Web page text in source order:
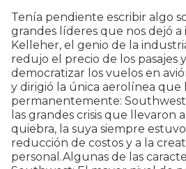
Tenía pendiente escribir algo
grandes líderes que nos dejó a
Kelleher, el genio de la
redujo el precio de los pasajes
democratizar los vuelos en
y dirigió la única aerolínea que
permanentemente: Southwest
las grandes crisis que llevaron
quiebra, la suya siempre
reducción de costos y a la
personal.Algunas de las